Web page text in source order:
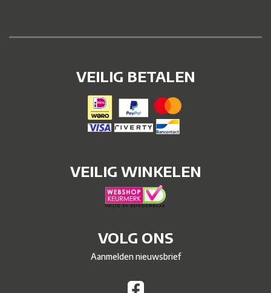
VEILIG BETALEN
VEILIG WINKELEN
VOLG ONS
Aanmelden nieuwsbrief